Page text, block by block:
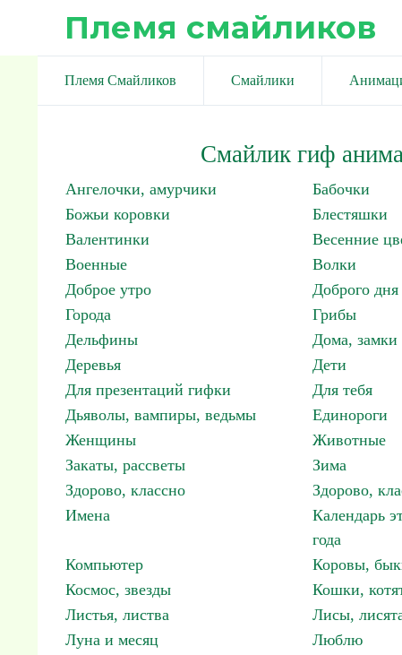
Племя смайликов
Племя Смайликов Смайлики
Смайлик гиф
Ангелочки, амурчики Бабочки
Божьи коровки
Блестяшки
Валентинки
Весенние
Военные
Волки
Доброе утро
Доброго дня
Города
Грибы
Дельфины
Дома, замки
Деревья
Дети
Для презентаций гифки
Для тебя
Дьяволы, вампиры, ведьмы
Единороги
Женщины
Животные
Закаты, рассветы
Зима
Здорово, классно
Здорово,
Имена
Календарь
года
Компьютер Коровы,
Космос, звезды
Кошки,
Листья, листва
Лисы,
Луна и месяц
Люблю